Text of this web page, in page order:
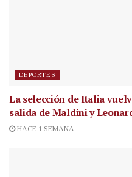
DEPORTES
La selección de Italia
salida de Maldini y
HACE 1 SEMANA